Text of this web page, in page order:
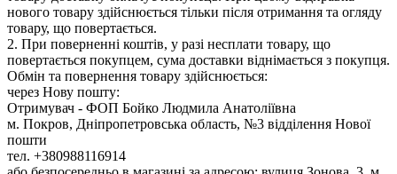
нового товару здійснюється тільки після отримання та огляду
товару, що повертається.
2. При поверненні коштів, у разі несплати товару, що
повертається покупцем, сума доставки віднімається з покупця.
Обмін та повернення товару здійснюється:
через Нову пошту:
Отримувач - ФОП Бойко Людмила Анатоліївна
м. Покров, Дніпропетровська область, №3 відділення Нової
пошти
тел. +380988116914